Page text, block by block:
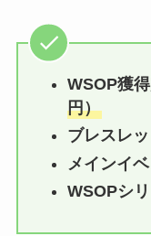
WSOP獲
円）
ブレスレ
メインイ
WSOPシ